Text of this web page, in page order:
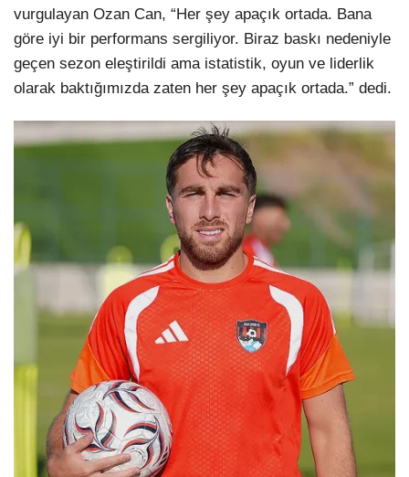
vurgulayan Ozan Can, “Her şey apaçık ortada. Bana
göre iyi bir performans sergiliyor. Biraz baskı nedeniyle
geçen sezon eleştirildi ama istatistik, oyun ve liderlik
olarak baktığımızda zaten her şey apaçık ortada.” dedi.